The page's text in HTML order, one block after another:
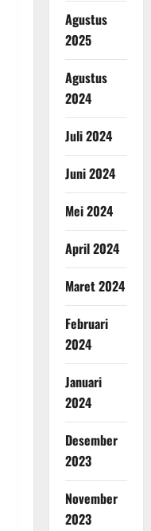
Agustus
2025
Agustus
2024
Juli 2024
Juni 2024
Mei 2024
April 2024
Maret 2024
Februari
2024
Januari
2024
Desember
2023
November
2023